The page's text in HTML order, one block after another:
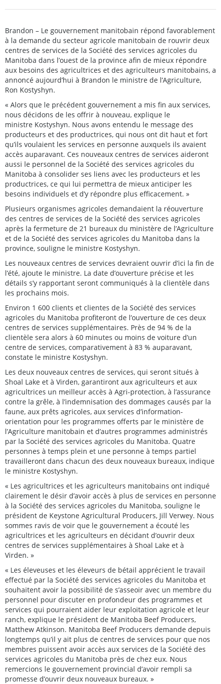
Brandon – Le gouvernement manitobain répond favorablement
à la demande du secteur agricole manitobain de rouvrir deux
centres de services de la Société des services agricoles du
Manitoba dans l’ouest de la province afin de mieux répondre
aux besoins des agricultrices et des agriculteurs manitobains, a
annoncé aujourd’hui à Brandon le ministre de l’Agriculture,
Ron Kostyshyn.
« Alors que le précédent gouvernement a mis fin aux services,
nous décidons de les offrir à nouveau, explique le
ministre Kostyshyn. Nous avons entendu le message des
producteurs et des productrices, qui nous ont dit haut et fort
qu’ils voulaient les services en personne auxquels ils avaient
accès auparavant. Ces nouveaux centres de services aideront
aussi le personnel de la Société des services agricoles du
Manitoba à consolider ses liens avec les producteurs et les
productrices, ce qui lui permettra de mieux anticiper les
besoins individuels et d’y répondre plus efficacement. »
Plusieurs organismes agricoles demandaient la réouverture
des centres de services de la Société des services agricoles
après la fermeture de 21 bureaux du ministère de l’Agriculture
et de la Société des services agricoles du Manitoba dans la
province, souligne le ministre Kostyshyn.
Les nouveaux centres de services devraient ouvrir d’ici la fin de
l’été, ajoute le ministre. La date d’ouverture précise et les
détails s’y rapportant seront communiqués à la clientèle dans
les prochains mois.
Environ 1 600 clients et clientes de la Société des services
agricoles du Manitoba profiteront de l’ouverture de ces deux
centres de services supplémentaires. Près de 94 % de la
clientèle sera alors à 60 minutes ou moins de voiture d’un
centre de services, comparativement à 83 % auparavant,
constate le ministre Kostyshyn.
Les deux nouveaux centres de services, qui seront situés à
Shoal Lake et à Virden, garantiront aux agriculteurs et aux
agricultrices un meilleur accès à Agri-protection, à l’assurance
contre la grêle, à l’indemnisation des dommages causés par la
faune, aux prêts agricoles, aux services d’information-
orientation pour les programmes offerts par le ministère de
l’Agriculture manitobain et d’autres programmes administrés
par la Société des services agricoles du Manitoba. Quatre
personnes à temps plein et une personne à temps partiel
travailleront dans chacun des deux nouveaux bureaux, indique
le ministre Kostyshyn.
« Les agricultrices et les agriculteurs manitobains ont indiqué
clairement le désir d’avoir accès à plus de services en personne
à la Société des services agricoles du Manitoba, souligne le
président de Keystone Agricultural Producers, Jill Verwey. Nous
sommes ravis de voir que le gouvernement a écouté les
agricultrices et les agriculteurs en décidant d’ouvrir deux
centres de services supplémentaires à Shoal Lake et à
Virden. »
« Les éleveuses et les éleveurs de bétail apprécient le travail
effectué par la Société des services agricoles du Manitoba et
souhaitent avoir la possibilité de s’asseoir avec un membre du
personnel pour discuter en profondeur des programmes et
services qui pourraient aider leur exploitation agricole et leur
ranch, explique le président de Manitoba Beef Producers,
Matthew Atkinson. Manitoba Beef Producers demande depuis
longtemps qu’il y ait plus de centres de services pour que nos
membres puissent avoir accès aux services de la Société des
services agricoles du Manitoba près de chez eux. Nous
remercions le gouvernement provincial d’avoir rempli sa
promesse d’ouvrir deux nouveaux bureaux. »